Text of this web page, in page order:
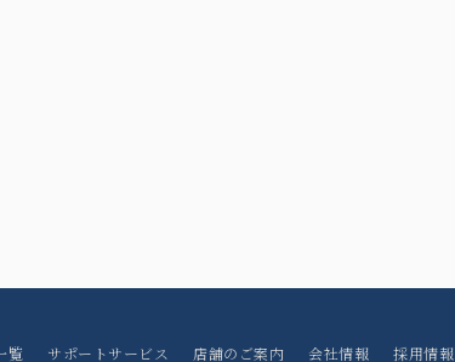
覧 サポートサービス 店舗のご案内 会社情報 採用情報